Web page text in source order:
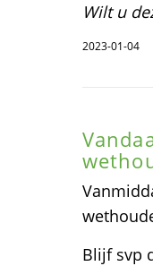
Wilt u
2023-01-04
Blijf svp